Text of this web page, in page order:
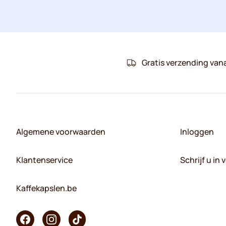
Gratis verzending
Algemene voorwaarden
Klantenservice
Kaffekapslen.be
Inloggen
Schrijf u in